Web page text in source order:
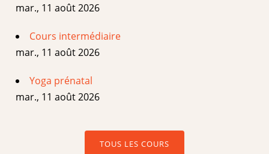
mar., 11 août 2026
Cours intermédiaire
mar., 11 août 2026
Yoga prénatal
mar., 11 août 2026
TOUS LES COURS